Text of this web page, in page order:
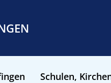
Schulen,